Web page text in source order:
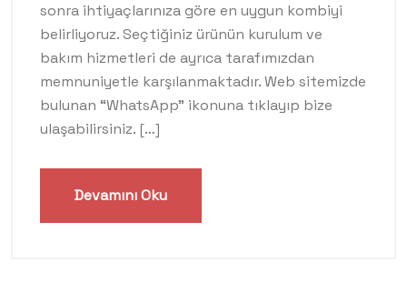
sonra ihtiyaçlarınıza göre en uygun kombiyi
belirliyoruz. Seçtiğiniz ürünün kurulum ve
bakım hizmetleri de ayrıca tarafımızdan
memnuniyetle karşılanmaktadır. Web sitemizde
bulunan “WhatsApp” ikonuna tıklayıp bize
ulaşabilirsiniz. […]
Devamını Oku